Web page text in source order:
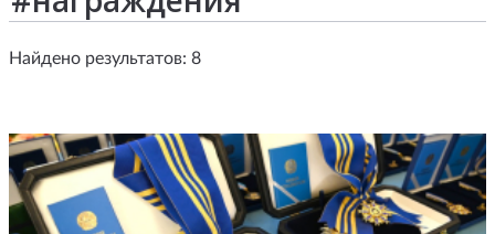
Найдено результатов: 8